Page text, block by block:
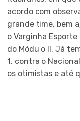
acordo com
grande time, bem
o Varginha Esporte
do Módulo II. Já
1, contra o
os otimistas e até